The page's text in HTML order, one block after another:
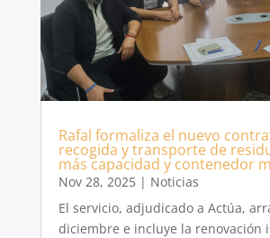
Rafal formaliza el nuevo
recogida y transporte de
más capacidad y contenedor
Nov 28, 2025| Noticias
El servicio, adjudicado a Actúa,
diciembre e incluye la renovación